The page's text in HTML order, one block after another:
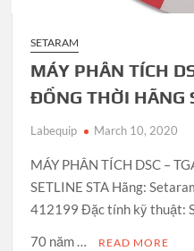
SETARAM
MÁY PHÂN TÍCH
ĐỒNG THỜI HÃNG
Labequip March 10, 2020
MÁY PHÂN TÍCH DSC –
SETLINE STA Hãng:
412199 Đặc tính kỹ thuật:
70 năm …
READ MORE